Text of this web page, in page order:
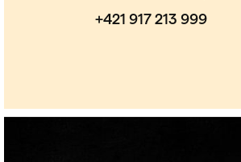
+421 917 213 999